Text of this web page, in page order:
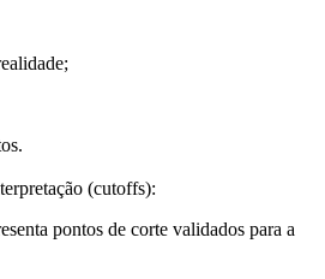
(cutoffs):
pontos de corte validados para a